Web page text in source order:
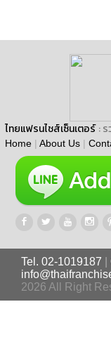
ไทยแฟรนไชส์เซ็นเตอร์ :
Home | About Us |
Tel. 02-1019187
2026 All Right